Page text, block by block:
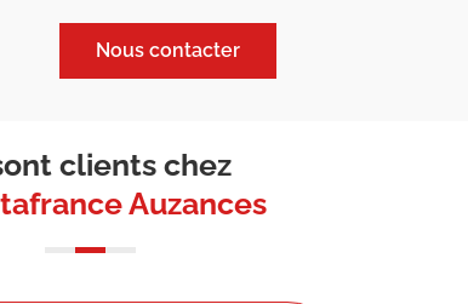
Nous contacter
clients chez
Auzances